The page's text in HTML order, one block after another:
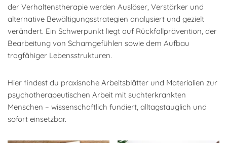
der Verhaltenstherapie werden Auslöser, Verstärker und
alternative Bewältigungsstrategien analysiert und gezielt
verändert. Ein Schwerpunkt liegt auf Rückfallprävention, der
Bearbeitung von Schamgefühlen sowie dem Aufbau
tragfähiger Lebensstrukturen.
Hier findest du praxisnahe Arbeitsblätter und Materialien zur
psychotherapeutischen Arbeit mit suchterkrankten
Menschen – wissenschaftlich fundiert, alltagstauglich und
sofort einsetzbar.